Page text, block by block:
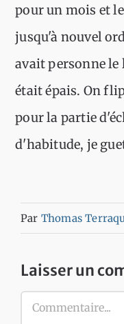
pour un mois et
jusqu'à nouvel
avait personne
était épais. On
pour la partie
d'habitude, je
Par Thomas
Laisser un
Commentaire